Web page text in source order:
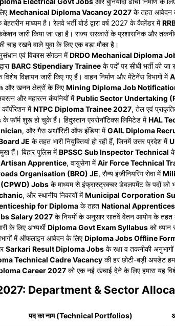
Mechanical Diploma Vacancy 2027 के तहत आवेदन
बेहतरीन माध्यम है। रेलवे भर्ती बोर्ड द्वारा वर्ष 2027 के कैलेंडर में
जारी किया जा रहा है। राज्य सरकारों के प्रशासनिक और
चाह रखने वाले युवा के लिए एक बड़ा मौका है।
एवं विकास संगठन मेंDRDO Mechanical Diploma
BARC Stipendiary Trainee के पदों पर सीधी भर्ती की
विशेष विज्ञापन जारी किए गए हैं। वाहन निर्माण और मेंटेनेंस विभागों में
और खनन क्षेत्रों के लिएMining Diploma Job
और महारत्न कंपनियों मेंPublic Sector Undertaking
मेंNTPC Diploma Trainee 2027, तेल एवं
के फॉर्म शुरू हो चुके हैं। हिंदुस्तान एयरोनॉटिक्स लिमिटेड मेंHAL
, और गैस अथॉरिटी ऑफ इंडिया मेंGAIL Diploma
JE के तहत भारी नियुक्तियां हो रही हैं, जिनमें उत्तर प्रदेश में
हैं। बिहार पुलिस मेंBPSSC Sub Inspector Technical
Apprentice, वायुसेना मेंAir Force Technical
Organisation (BRO) JE, सैन्य इंजीनियरिंग सेवा में
Jobs के माध्यम से इंफ्रास्ट्रक्चर डेवलपमेंट के पदों को
, और स्थानीय निकायों मेंMunicipal Corporation
for Diploma के तहत National
Salary 2027 के नियमों के अनुसार सातवें वेतन आयोग के तहत
के लिए अभ्यर्थीDiploma Govt Exam Syllabus को ध्यान
में ऑफलाइन आवेदन के लिएDiploma Jobs Offline
Sarkari Result Diploma Jobs के रक्षा व तकनीकी
Technical Cadre Vacancy की हर छोटी-बड़ी अपडेट
Career 2027 को एक नई ऊंचाई देने के लिए हमारा यह
Department & Sector
पद का नाम (Technical Portfolios)